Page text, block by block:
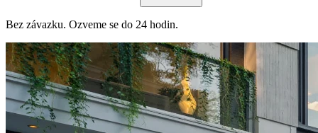
Bez závazku. Ozveme se do 24 hodin.